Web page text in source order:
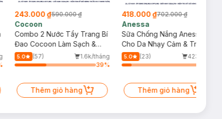
243.000 ₫590.000 ₫
Cocoon
Combo 2 Nước Tẩy Trang Bí
Đao Cocoon Làm Sạch &
Giảm Dầu 500ml
5.0 (57)
1.6k/tháng
39%
Thêm giỏ hàng
418.000 ₫702.000 ₫
Anessa
Sữa Chống Nắng Anessa
Cho Da Nhạy Cảm & Trẻ Em
60ml (Mới)
5.0 (23)
423/tháng
Thêm giỏ hàng